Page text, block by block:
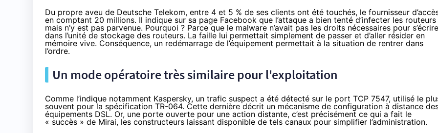
Du propre aveu de Deutsche Telekom, entre 4 et 5 % de ses clients ont été touchés, le fournisseur
en comptant 20 millions. Il indique sur sa page Facebook que l’attaque a bien tenté d’infecter les routeurs
mais n’y est pas parvenue. Pourquoi ? Parce que le malware n’avait pas les droits nécessaires pour s’écrire
dans l’unité de stockage des routeurs. La faille lui permettait simplement de passer et d’aller résider en
mémoire vive. Conséquence, un redémarrage de l’équipement permettait à la situation de rentrer dans
l’ordre.
Un mode opératoire très similaire pour l'exploitation
Comme l’indique notamment Kaspersky, un trafic suspect a été détecté sur le port TCP 7547, utilisé le
souvent pour la spécification TR-064. Cette dernière décrit un mécanisme de configuration à distance
équipements DSL. Or, une porte ouverte pour une action distante, c’est précisément ce qui a fait le
« succès » de Mirai, les constructeurs laissant disponible de tels canaux pour simplifier l’administration.